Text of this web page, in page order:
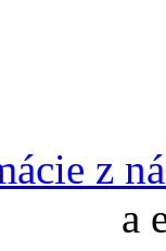
z
a